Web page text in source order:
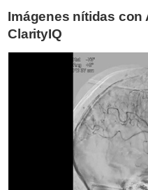
Imágenes nítidas con
ClarityIQ